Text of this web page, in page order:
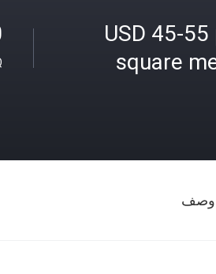
USD 45-55
square
وصف